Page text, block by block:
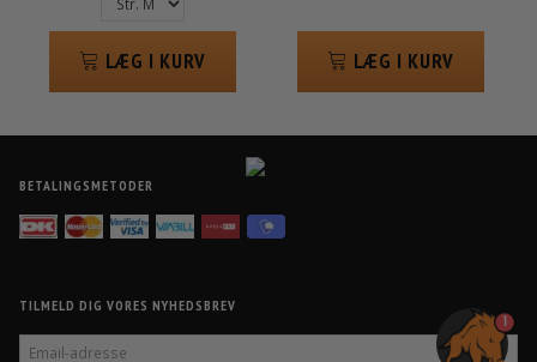
LÆG I KURV LÆG I KURV
BETALINGSMETODER
TILMELD DIG VORES NYHEDSBREV
1